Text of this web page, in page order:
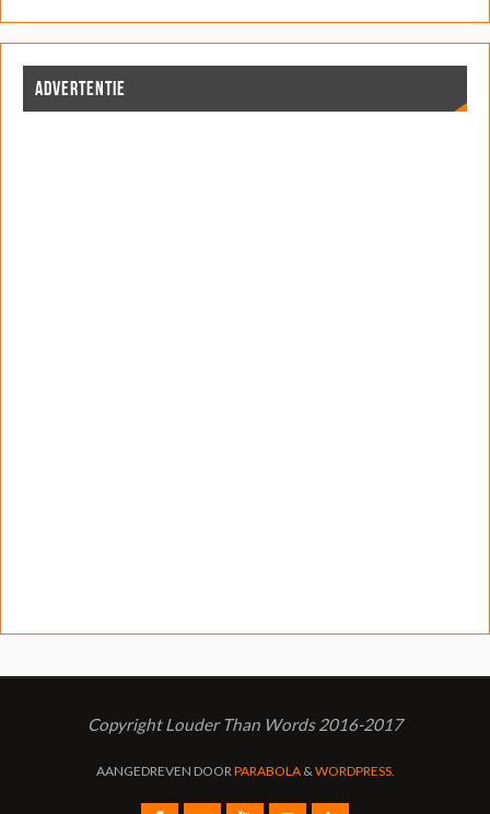
ADVERTENTIE
Copyright Louder Than Words 2016-2017
AANGEDREVEN DOORPARABOLA&WORDPRESS.